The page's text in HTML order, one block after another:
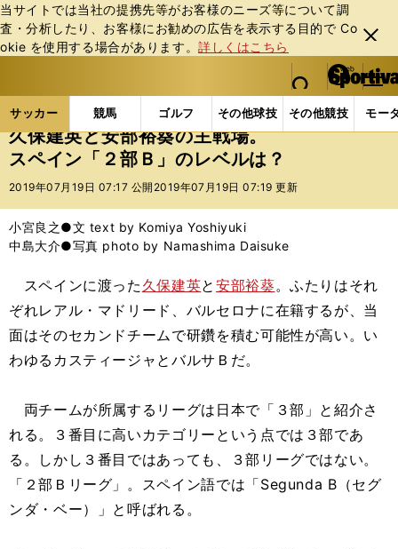
当サイトでは当社の提携先等がお客様のニーズ等について調
査・分析したり、お客様にお勧めの広告を表⽰する⽬的で Co
okie を使⽤する場合があります。詳しくはこちら
閉じ
る
web Sportiva (webスポルティーバ)
検索
マイペ
ー
ジ
メニュ
サッカー 競馬 ゴルフ その他球技 その他競技 モー
ス
ポ
ル
バ
サッカーの記事一覧 海外サッカー 海外サッカー
久保建英と安部裕葵の主戦場。
スペイン「２部Ｂ」のレベルは？
2019年07月19日 07:17 公開 2019年07月19日 07:19 更新
小宮良之●文 text by Komiya Yoshiyuki
中島大介●写真 photo by Namashima Daisuke
スペインに渡った 久保建英と 安部裕葵。ふたりはそれ
ぞれレアル・マドリード、バルセロナに在籍するが、当
面はそのセカンドチームで研鑽を積む可能性が高い。い
わゆるカスティージャとバルサＢだ。
両チームが所属するリーグは日本で「３部」と紹介さ
れる。３番目に高いカテゴリーという点では３部であ
る。しかし３番目ではあっても、３部リーグではない。
「２部Ｂリーグ」。スペイン語では「Segunda B（セグ
ンダ・ベー）」と呼ばれる。